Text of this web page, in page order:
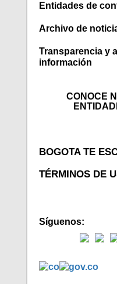
Entidades de
Archivo de
Transparencia y
información
CONOCE
BOGOTA TE
TÉRMINOS DE
Síguenos: